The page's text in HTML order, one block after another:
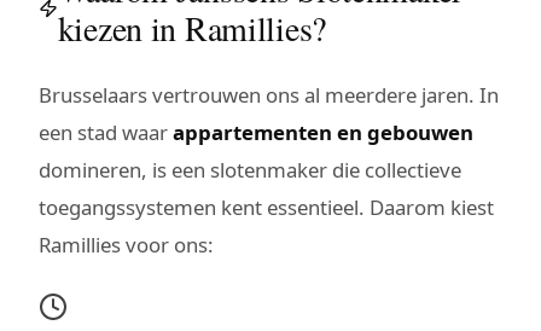
kiezen in Ramillies?
Brusselaars vertrouwen ons al meerdere jaren. In
een stad waarappartementen en gebouwen
domineren, is een slotenmaker die collectieve
toegangssystemen kent essentieel. Daarom kiest
Ramillies voor ons: